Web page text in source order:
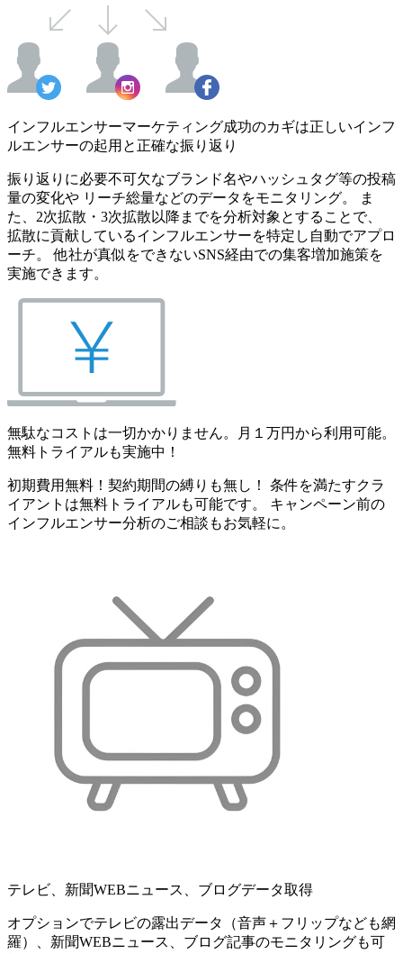
インフルエンサーマーケティング成功のカギは正しいインフ
ルエンサーの起用と正確な振り返り
振り返りに必要不可欠なブランド名やハッシュタグ等の投稿
量の変化や リーチ総量などのデータをモニタリング。 ま
た、2次拡散・3次拡散以降までを分析対象とすることで、
拡散に貢献しているインフルエンサーを特定し自動でアプロ
ーチ。 他社が真似をできないSNS経由での集客増加施策を
実施できます。
無駄なコストは一切かかりません。月１万円から利用可能。
無料トライアルも実施中！
初期費用無料！契約期間の縛りも無し！ 条件を満たすクラ
イアントは無料トライアルも可能です。 キャンペーン前の
インフルエンサー分析のご相談もお気軽に。
テレビ、新聞WEBニュース、ブログデータ取得
オプションでテレビの露出データ（音声＋フリップなども網
羅）、新聞WEBニュース、ブログ記事のモニタリングも可